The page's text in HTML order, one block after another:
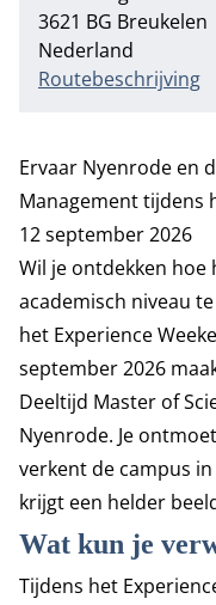
3621 BG Breukelen
Nederland
Routebeschrijving
Ervaar Nyenrode en
Management tijdens
12 september 2026
Wil je ontdekken
academisch niveau
het Experience
september 2026
Deeltijd Master of
Nyenrode. Je
verkent de campus
krijgt een helder
Wat kun je
Tijdens het